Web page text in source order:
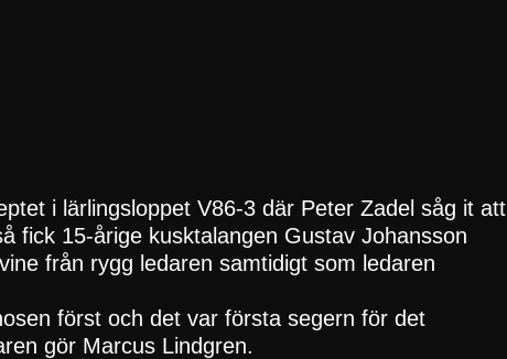
i lärlingsloppet V86-3 där Peter Zadel såg it att
fick 15-årige kusktalangen Gustav Johansson
från rygg ledaren samtidigt som ledaren
först och det var första segern för det
gör Marcus Lindgren.